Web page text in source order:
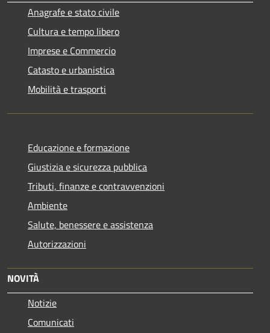
Anagrafe e stato civile
Cultura e tempo libero
Imprese e Commercio
Catasto e urbanistica
Mobilità e trasporti
Educazione e formazione
Giustizia e sicurezza pubblica
Tributi, finanze e contravvenzioni
Ambiente
Salute, benessere e assistenza
Autorizzazioni
NOVITÀ
Notizie
Comunicati